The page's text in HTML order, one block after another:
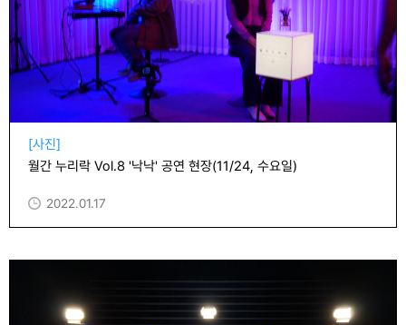
[사진]
월간 누리락 Vol.8 '낙낙' 공연 현장(11/24, 수요일)
2022.01.17